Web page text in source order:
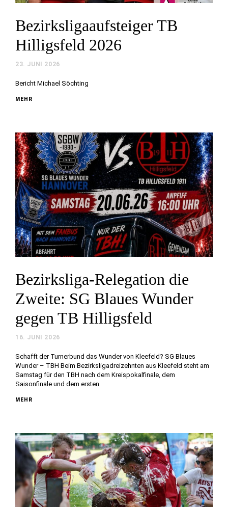
Bezirksligaaufsteiger TB
Hilligsfeld 2026
23. JUNI 2026
Bericht Michael Söchting
MEHR
Bezirksliga-Relegation die
Zweite: SG Blaues Wunder
gegen TB Hilligsfeld
16. JUNI 2026
Schafft der Turnerbund das Wunder von Kleefeld? SG Blaues
Wunder – TBH Beim Bezirksligadreizehnten aus Kleefeld steht am
Samstag für den TBH nach dem Kreispokalfinale, dem
Saisonfinale und dem ersten
MEHR